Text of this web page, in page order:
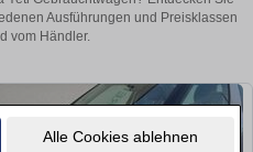
Alle Cookies ablehnen
Ausführungen und Preisklassen
vom Händler.